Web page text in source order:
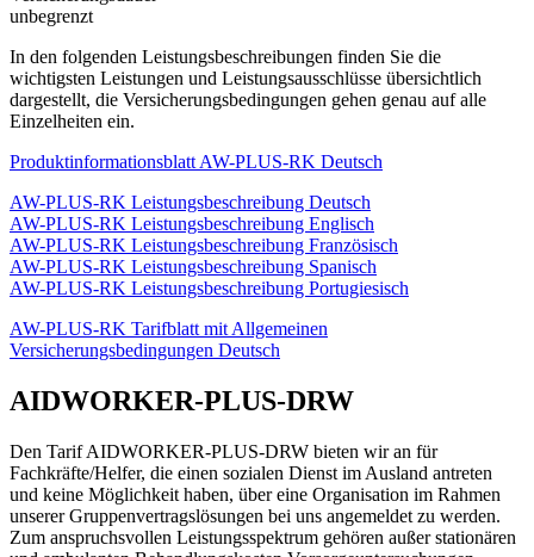
unbegrenzt
In den folgenden Leistungsbeschreibungen finden Sie die
wichtigsten Leistungen und Leistungsausschlüsse übersichtlich
dargestellt, die Versicherungsbedingungen gehen genau auf alle
Einzelheiten ein.
Produktinformationsblatt AW-PLUS-RK Deutsch
AW-PLUS-RK Leistungsbeschreibung Deutsch
AW-PLUS-RK Leistungsbeschreibung Englisch
AW-PLUS-RK Leistungsbeschreibung Französisch
AW-PLUS-RK Leistungsbeschreibung Spanisch
AW-PLUS-RK Leistungsbeschreibung Portugiesisch
AW-PLUS-RK Tarifblatt mit Allgemeinen
Versicherungsbedingungen Deutsch
AIDWORKER-PLUS-DRW
Den Tarif AIDWORKER-PLUS-DRW bieten wir an für
Fachkräfte/Helfer, die einen sozialen Dienst im Ausland antreten
und keine Möglichkeit haben, über eine Organisation im Rahmen
unserer Gruppenvertragslösungen bei uns angemeldet zu werden.
Zum anspruchsvollen Leistungsspektrum gehören außer stationären